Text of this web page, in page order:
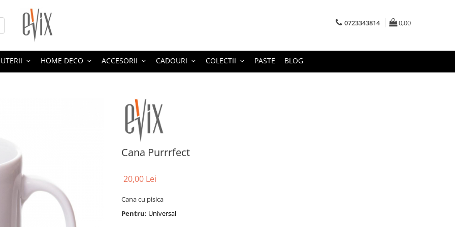
0723343814 0,00
HOME DECO ACCESORII CADOURI COLECTII PASTE BLOG
Cana Purrrfect
20,00 Lei
Cana cu pisica
Pentru: Universal